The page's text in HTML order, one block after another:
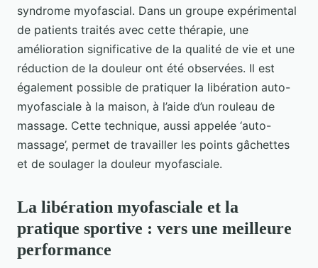
syndrome myofascial. Dans un groupe expérimental
de patients traités avec cette thérapie, une
amélioration significative de la qualité de vie et une
réduction de la douleur ont été observées. Il est
également possible de pratiquer la libération auto-
myofasciale à la maison, à l’aide d’un rouleau de
massage. Cette technique, aussi appelée ‘auto-
massage’, permet de travailler les points gâchettes
et de soulager la douleur myofasciale.
La libération myofasciale et la
pratique sportive : vers une meilleure
performance